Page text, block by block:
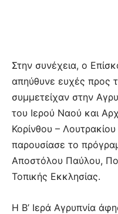
Στην συνέχεια, ο
απηύθυνε ευχές προς
συμμετείχαν στην
του Ιερού Ναού και
Κορίνθου –
παρουσίασε το
Αποστόλου Παύλου,
Τοπικής Εκκλησίας.
Η Β’ Ιερά Αγρυπνία